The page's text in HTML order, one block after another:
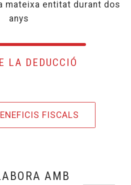
mateixa entitat durant dos
anys
LA DEDUCCIÓ
FISCALS
AMB